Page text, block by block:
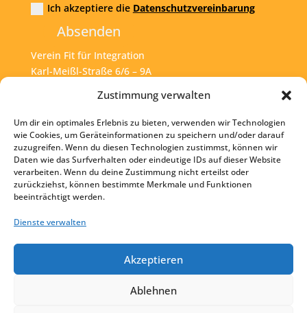
Zustimmung verwalten
Um dir ein optimales Erlebnis zu bieten, verwenden wir Technologien
wie Cookies, um Geräteinformationen zu speichern und/oder darauf
zuzugreifen. Wenn du diesen Technologien zustimmst, können wir
Daten wie das Surfverhalten oder eindeutige IDs auf dieser Website
verarbeiten. Wenn du deine Zustimmung nicht erteilst oder
zurückziehst, können bestimmte Merkmale und Funktionen
beeinträchtigt werden.
Dienste verwalten
Akzeptieren
Ablehnen
Ich akzeptiere die Datenschutzvereinbarung
Absenden
Verein Fit für Integration
Karl-Meißl-Straße 6/6 – 9A
Tel:+43 1 925 77 46
Mail: office@fit4int.at
Startseite
Kontakt
Impressum